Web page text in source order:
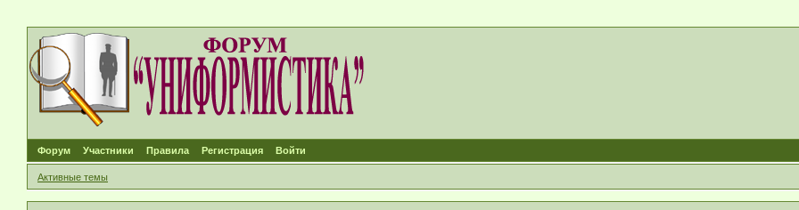
Форум Участники Правила Регистрация Войти
Активные темы